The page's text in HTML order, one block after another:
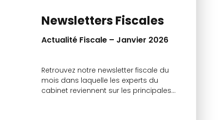
Newsletters Fiscales
Actualité Fiscale – Janvier 2026
Retrouvez notre newsletter fiscale du
mois dans laquelle les experts du
cabinet reviennent sur les principales